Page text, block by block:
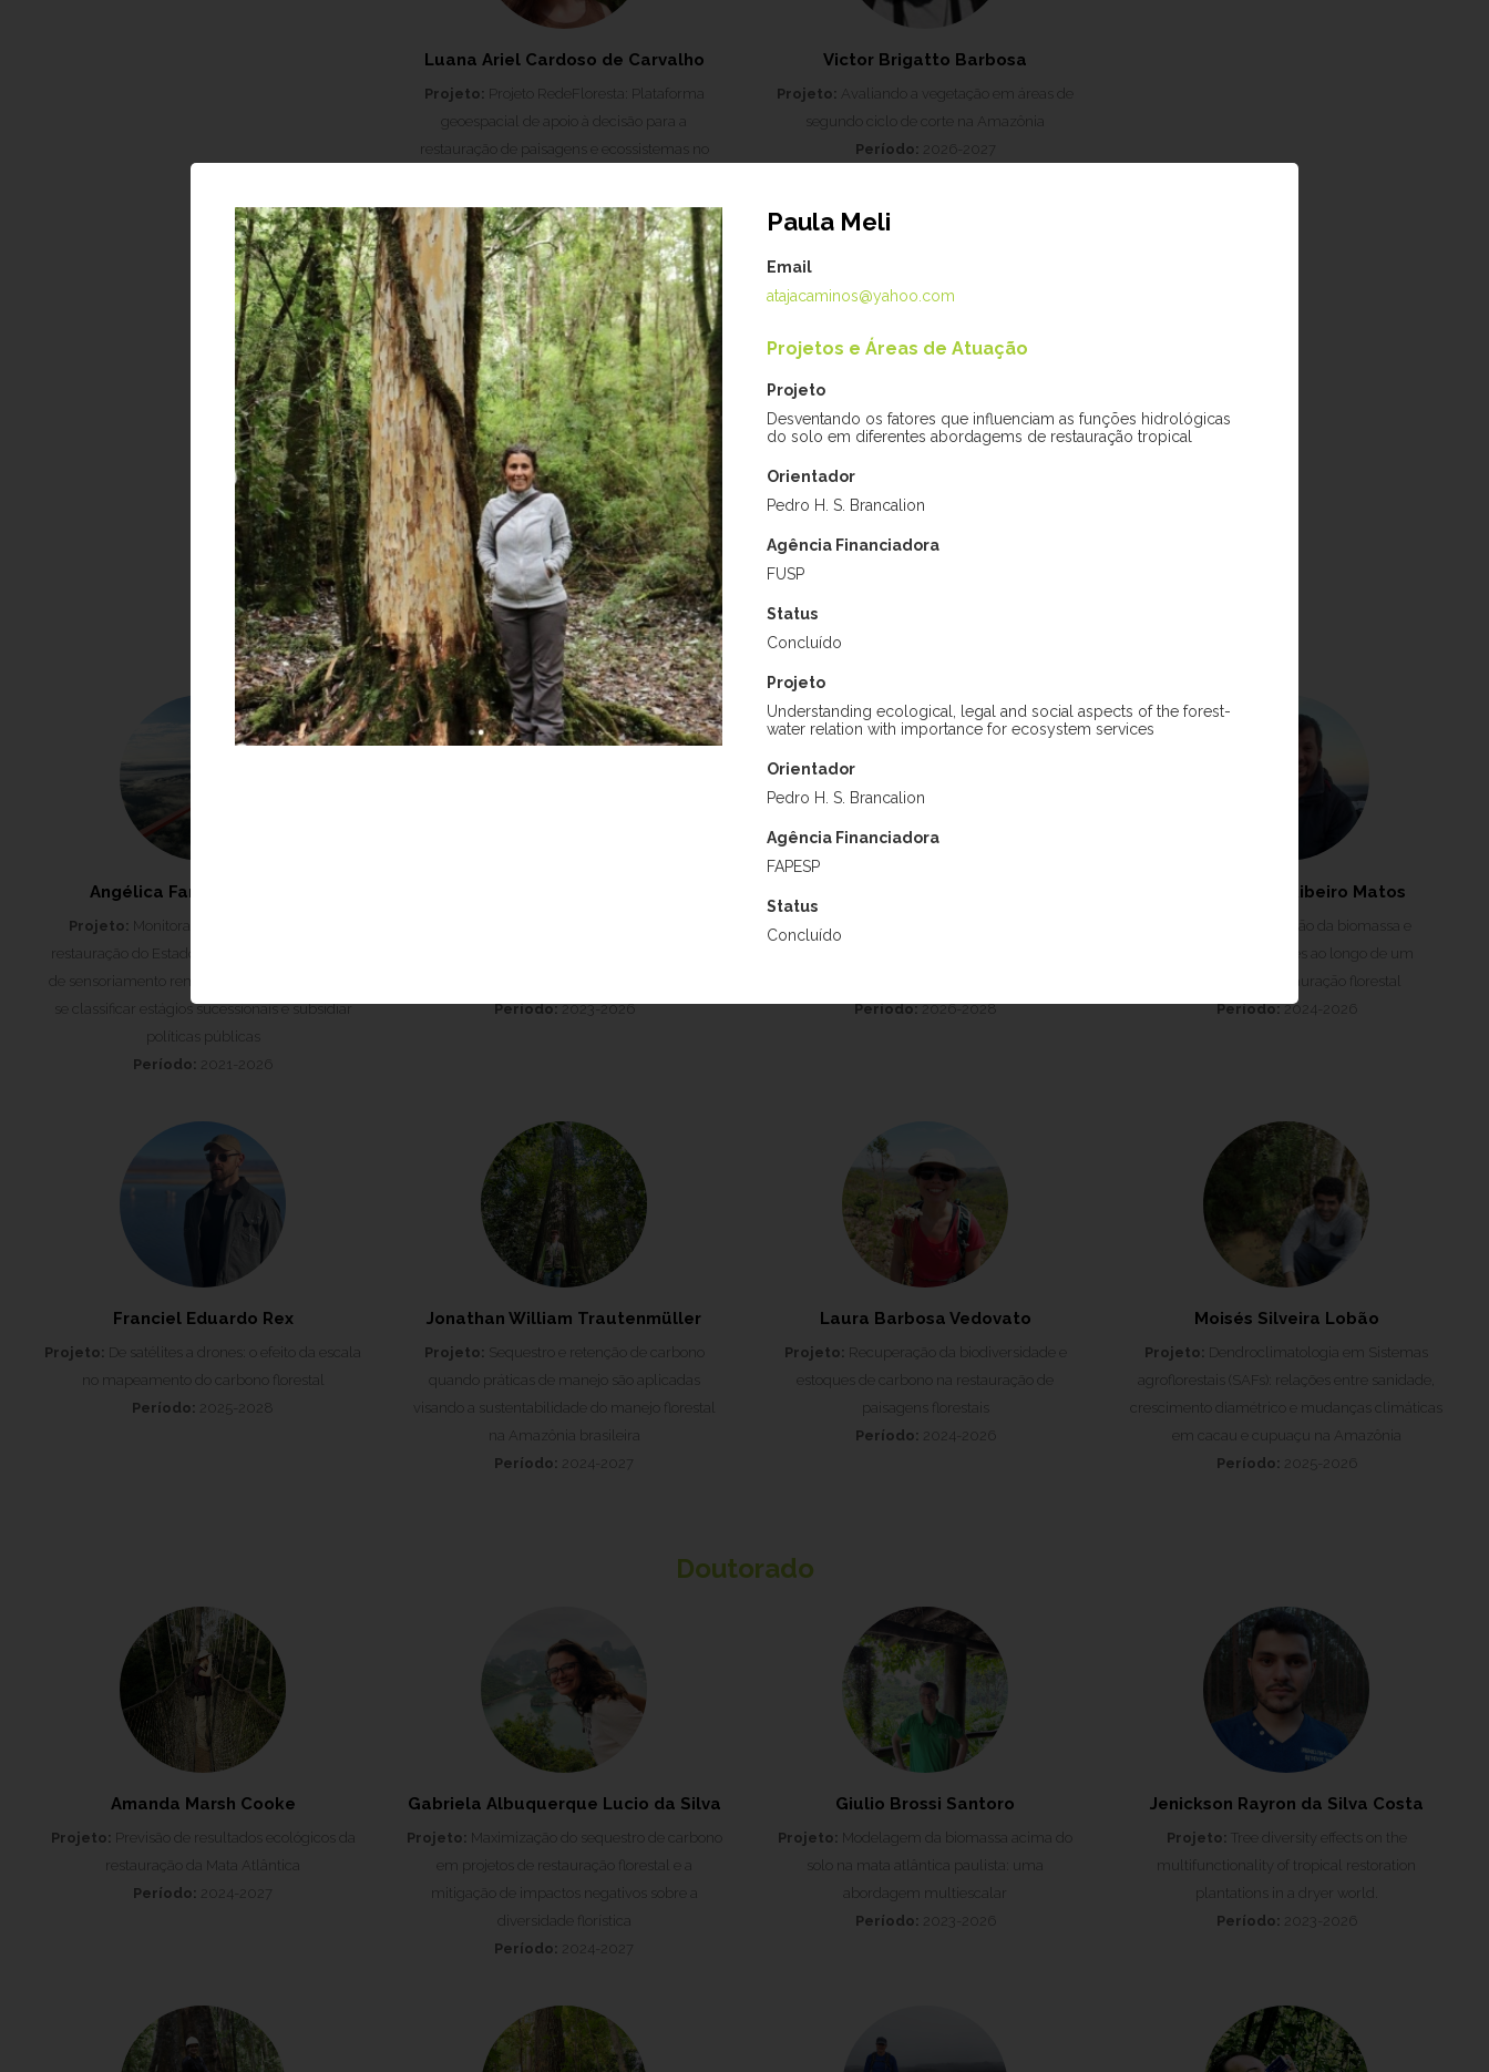
Paula Meli
Email
atajacaminos@yahoo.com
Projetos e Áreas de Atuação
Projeto
Desventando os fatores que influenciam as funções hidrológicas
do solo em diferentes abordagems de restauração tropical
Orientador
Pedro H. S. Brancalion
Agência Financiadora
FUSP
Status
Concluído
Projeto
Understanding ecological, legal and social aspects of the forest-
water relation with importance for ecosystem services
Orientador
Pedro H. S. Brancalion
Agência Financiadora
FAPESP
Status
Concluído
Luana Ariel Cardoso de Carvalho
Projeto: Projeto RedeFloresta: Plataforma
geoespacial de apoio à decisão para a
restauração de paisagens e ecossistemas no
Período:2025-2026
Victor Brigatto Barbosa
Projeto: Avaliando a vegetação em áreas de
segundo ciclo de corte na Amazônia
Período: 2026-2027
Técnicos de Laboratório
Maria Andréia Moreno
Pós-Doutorado
Angélica Faria de Resende
Projeto: Monitoramento de florestas em
restauração do Estado de São Paulo: aplicação
de sensoriamento remoto e deep learning para
se classificar estágios sucessionais e subsidiar
políticas públicas
Período: 2021-2026
Período:2023-2026
Projeto:
Período:2026-2028
Fabio Antonio Ribeiro Matos
Recuperaçāo da biomassa e
diversidade de árvores ao longo de um
continuum de restauraçāo florestal
Período:2024-2026
Franciel Eduardo Rex
Projeto: De satélites a drones: o efeito da escala
no mapeamento do carbono florestal
Período: 2025-2028
Jonathan William Trautenmüller
Projeto: Sequestro e retenção de carbono
quando práticas de manejo são aplicadas
visando a sustentabilidade do manejo florestal
na Amazônia brasileira
Período: 2024-2027
Laura Barbosa Vedovato
Projeto: Recuperação da biodiversidade e
estoques de carbono na restauração de
paisagens florestais
Período: 2024-2026
Moisés Silveira Lobão
Projeto: Dendroclimatologia em Sistemas
agroflorestais (SAFs): relações entre sanidade,
crescimento diamétrico e mudanças climáticas
em cacau e cupuaçu na Amazônia
Período: 2025-2026
Doutorado
Amanda Marsh Cooke
Projeto: Previsão de resultados ecológicos da
restauração da Mata Atlântica
Período: 2024-2027
Gabriela Albuquerque Lucio da Silva
Projeto: Maximização do sequestro de carbono
em projetos de restauração florestal e a
mitigação de impactos negativos sobre a
diversidade florística
Período: 2024-2027
Giulio Brossi Santoro
Projeto: Modelagem da biomassa acima do
solo na mata atlântica paulista: uma
abordagem multiescalar
Período: 2023-2026
Jenickson Rayron da Silva Costa
Projeto: Tree diversity effects on the
multifunctionality of tropical restoration
plantations in a dryer world.
Período: 2023-2026